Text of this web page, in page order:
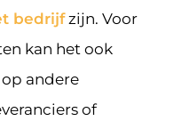
bedrijfzijn. Voor
kan het ook
andere
of